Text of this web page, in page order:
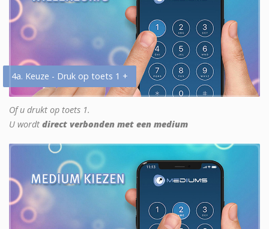
4a. Keuze - Druk op toets 1 +
Of u drukt op toets 1.
U wordt direct verbonden met een medium